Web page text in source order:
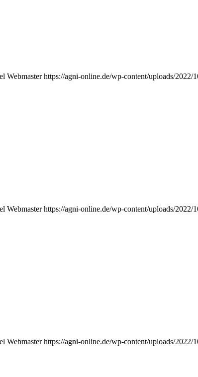
Webmaster https://agni-online.de/wp-content/uploads/
Webmaster https://agni-online.de/wp-content/uploads/
Webmaster https://agni-online.de/wp-content/uploads/